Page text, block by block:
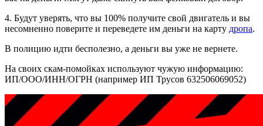
4. Будут уверять, что вы 100% получите свой двигатель и вы
несомненно поверите и переведете им деньги на карту дропа.
В полицию идти бесполезно, а деньги вы уже не вернете.
На своих скам-помойках используют чужую информацию:
ИП/ООО/ИНН/ОГРН (например ИП Трусов 632506069052)